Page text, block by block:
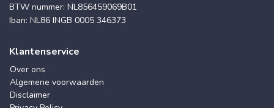
BTW nummer: NL856459069B01
Iban: NL86 INGB 0005 346373
Klantenservice
Over ons
Algemene voorwaarden
Disclaimer